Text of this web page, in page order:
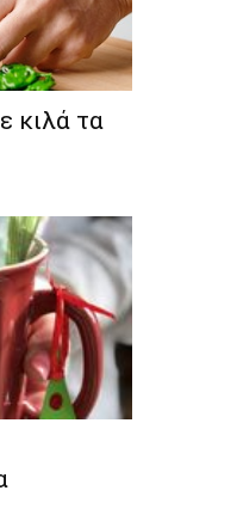
κιλά τα